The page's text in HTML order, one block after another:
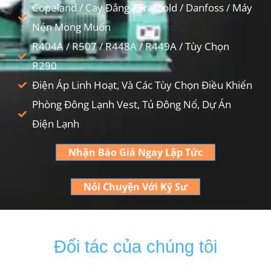
Copeland / Cay Đắng / Frascold / Danfoss / Máy
Nén Mong Muốn
R404A / R507 / R448A / R449A / Tùy Chọn
R290
Điện Áp Linh Hoạt, Và Các Tùy Chọn Điều Khiển
Phòng Đông Lạnh Vest, Tủ Đông Nổ, Dự Án
Điện Lạnh
Nhận Báo Giá Ngay Lập Tức
Nói Chuyện Với Kỹ Sư
Đối tác của chúng tôi